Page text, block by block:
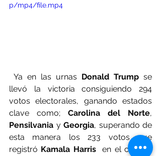
p/mp4/file.mp4
Ya en las urnas Donald Trump se
llevó la victoria consiguiendo 294
votos electorales, ganando estados
clave como; Carolina del Norte
Pensilvania y Georgia, superando de
esta manera los 233 votos que
registró Kamala Harris en el colegio